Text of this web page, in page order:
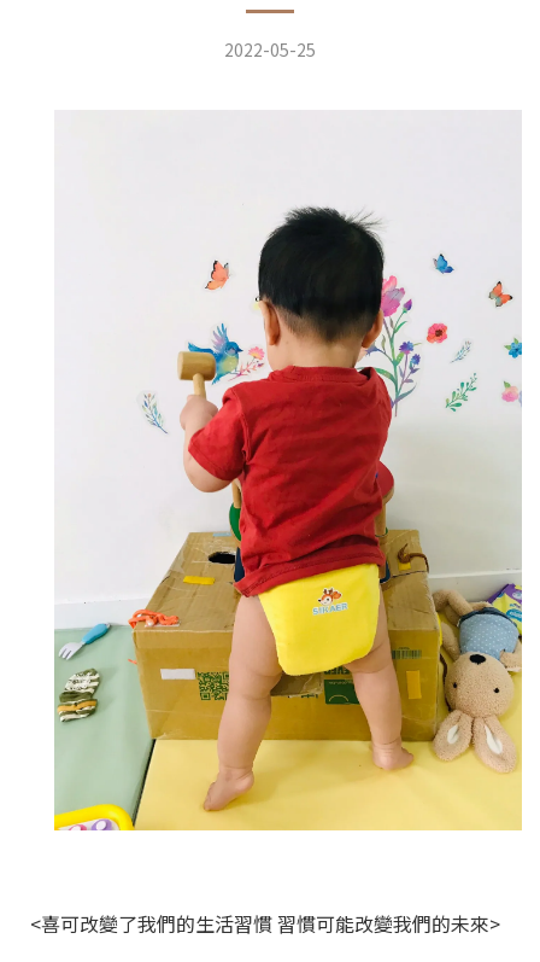
2022-05-25
<喜可改變了我們的生活習慣 習慣可能改變我們的未來>